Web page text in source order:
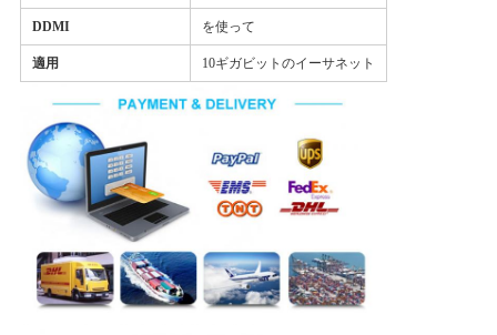
事
件
SITEMAP
DDMI を使って
適用 10ギガビットのイーサネット